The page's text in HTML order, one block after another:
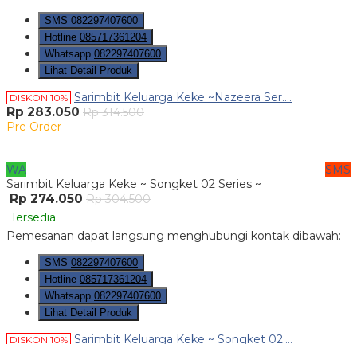
SMS 082297407600
Hotline 085717361204
Whatsapp 082297407600
Lihat Detail Produk
DISKON 10% Sarimbit Keluarga Keke ~Nazeera Ser....
Rp 283.050 Rp 314.500
Pre Order
WA
SMS
Sarimbit Keluarga Keke ~ Songket 02 Series ~
Rp 274.050 Rp 304.500
Tersedia
Pemesanan dapat langsung menghubungi kontak dibawah:
SMS 082297407600
Hotline 085717361204
Whatsapp 082297407600
Lihat Detail Produk
DISKON 10% Sarimbit Keluarga Keke ~ Songket 02....